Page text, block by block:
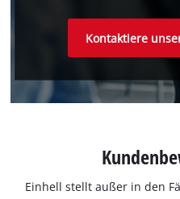
Kontaktiere
Einhell stellt außer in den